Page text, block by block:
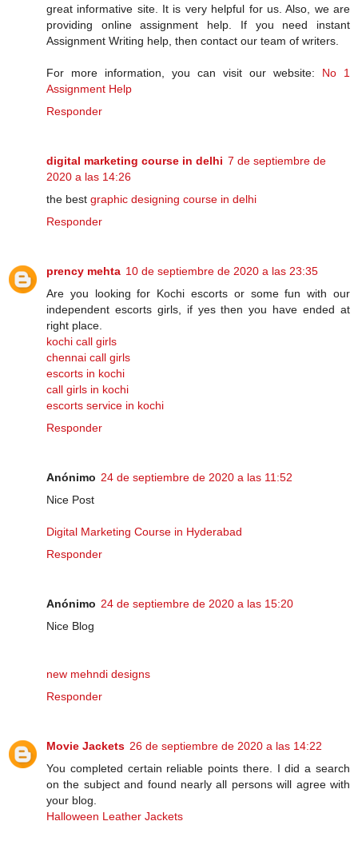
great informative site. It is very helpful for us. Also, we are
providing online assignment help. If you need instant
Assignment Writing help, then contact our team of writers.
For more information, you can visit our website: No 1
Assignment Help
Responder
digital marketing course in delhi 7 de septiembre de
2020 a las 14:26
the best graphic designing course in delhi
Responder
prency mehta 10 de septiembre de 2020 a las 23:35
Are you looking for Kochi escorts or some fun with our
independent escorts girls, if yes then you have ended at
right place.
kochi call girls
chennai call girls
escorts in kochi
call girls in kochi
escorts service in kochi
Responder
Anónimo 24 de septiembre de 2020 a las 11:52
Nice Post
Digital Marketing Course in Hyderabad
Responder
Anónimo 24 de septiembre de 2020 a las 15:20
Nice Blog
new mehndi designs
Responder
Movie Jackets 26 de septiembre de 2020 a las 14:22
You completed certain reliable points there. I did a search
on the subject and found nearly all persons will agree with
your blog.
Halloween Leather Jackets